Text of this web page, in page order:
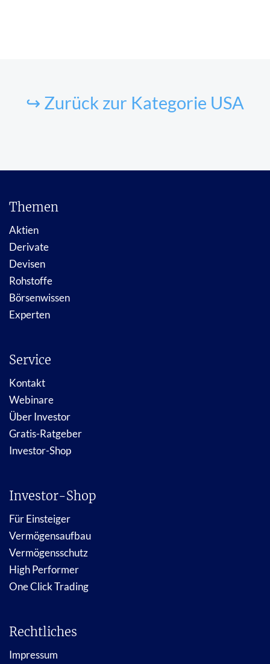
↪ Zurück zur Kategorie USA
Themen
Aktien
Derivate
Devisen
Rohstoffe
Börsenwissen
Experten
Service
Kontakt
Webinare
Über Investor
Gratis-Ratgeber
Investor-Shop
Investor-Shop
Für Einsteiger
Vermögensaufbau
Vermögensschutz
High Performer
One Click Trading
Rechtliches
Impressum